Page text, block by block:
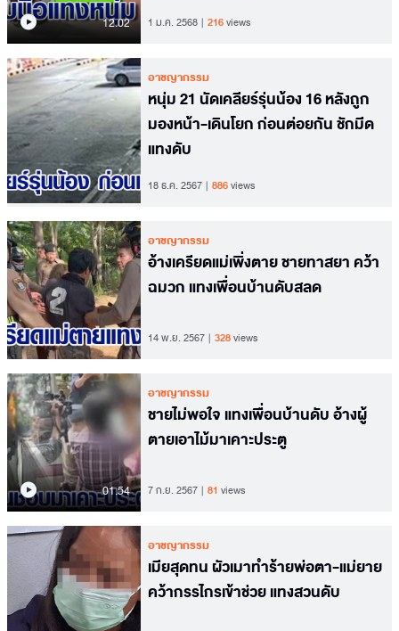
12.02 1 ม.ค. 2568 216views
อาชญากรรม
หนุ่ม 21 นัดเคลียร์รุ่นน้อง 16 หลังถูก
มองหน้า-เดินโยก ก่อนต่อยกัน ชักมีด
แทงดับ
18 ธ.ค. 2567 886views
อาชญากรรม
อ้างเครียดแม่เพิ่งตาย ชายทาสยา คว้า
ฉมวก แทงเพื่อนบ้านดับสลด
14 พ.ย. 2567 328views
01.54
อาชญากรรม
ชายไม่พอใจ แทงเพื่อนบ้านดับ อ้างผู้
ตายเอาไม้มาเคาะประตู
7 ก.ย. 2567 81 views
อาชญากรรม
เมียสุดทน ผัวเมาทำร้ายพ่อตา-แม่ยาย
คว้ากรรไกรเข้าช่วย แทงสวนดับ